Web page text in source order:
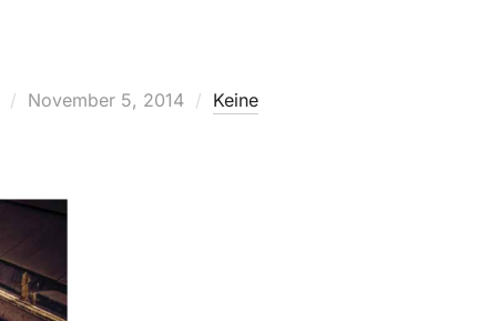
Veröffentlicht
November 5, 2014
Keine